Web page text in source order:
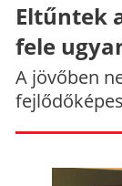
Eltűntek
fele
A jövőben